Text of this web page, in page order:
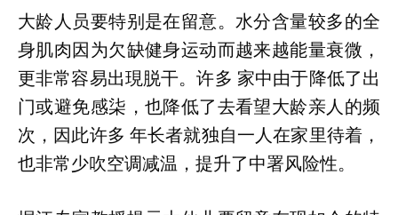
大龄人员要特别是在留意。水分含量较多的全
身肌肉因为欠缺健身运动而越来越能量衰微，
更非常容易出現脱干。许多 家中由于降低了出
门或避免感柒，也降低了去看望大龄亲人的频
次，因此许多 年长者就独自一人在家里待着，
也非常少吹空调减温，提升了中署风险性。